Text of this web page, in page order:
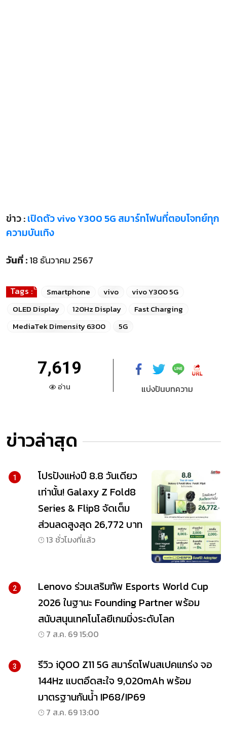
ข่าว :เปิดตัว vivo Y300 5G สมาร์ทโฟนที่ตอบโจทย์ทุก
ความบันเทิง
วันที่ :18 ธันวาคม 2567
Tags : Smartphone vivo
vivo Y300 5G
OLED Display
120Hz Display
Fast Charging
MediaTek Dimensity 6300
5G
7,619
อ่าน แบ่งปันบทความ
ข่าวล่าสุด
1
โปรปังแห่งปี 8.8 วันเดียว
เท่านั้น! Galaxy Z Fold8
Series & Flip8 จัดเต็ม
ส่วนลดสูงสุด 26,772 บาท
13 ชั่วโมงที่แล้ว
2
Lenovo ร่วมเสริมทัพ Esports World Cup
2026 ในฐานะ Founding Partner พร้อม
สนับสนุนเทคโนโลยีเกมมิ่งระดับโลก
7 ส.ค. 69 15:00
3
รีวิว iQOO Z11 5G สมาร์ตโฟนสเปคแกร่ง จอ
144Hz แบตอึดสะใจ 9,020mAh พร้อม
มาตรฐานกันน้ำ IP68/IP69
7 ส.ค. 69 13:00